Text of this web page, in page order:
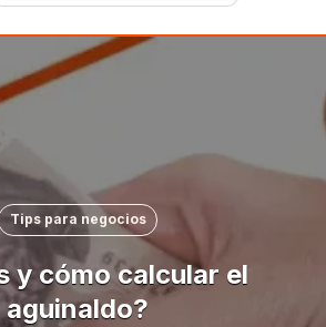
Tips para negocios
y cómo calcular el
aguinaldo?